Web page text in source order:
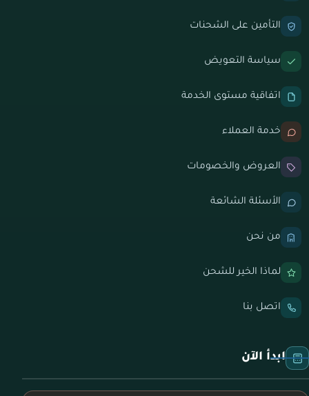
التأمين على الشحنات
سياسة التعويض
اتفاقية مستوى الخدمة
خدمة العملاء
العروض والخصومات
الأسئلة الشائعة
من نحن
لماذا الخير للشحن
اتصل بنا
ابدأ الآن